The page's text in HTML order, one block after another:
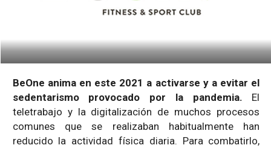
BeOne anima en este 2021 a activarse y a evitar el
sedentarismo provocado por la pandemia. El
teletrabajo y la digitalización de muchos procesos
comunes que se realizaban habitualmente han
reducido la actividad física diaria. Para combatirlo,